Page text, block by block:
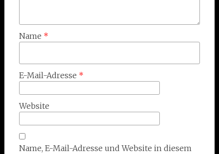
Name *
E-Mail-Adresse *
Website
Name, E-Mail-Adresse und Website in diesem